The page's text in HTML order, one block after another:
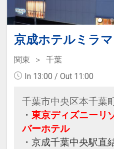
京成ホテルミラ
関東
千葉
In 13:00 / Out 11:00
千葉市中央区本千葉
・ 東京ディズニーリ
バーホテル
・京成千葉中央駅直